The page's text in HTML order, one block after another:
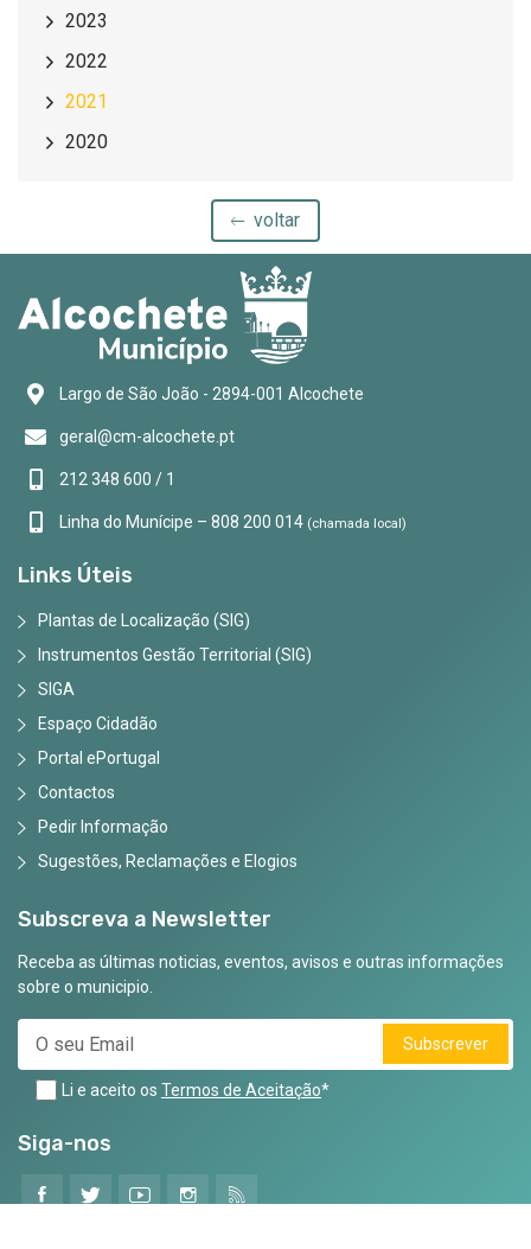
2023
2022
2021
2020
voltar
Largo de São João - 2894-001 Alcochete
geral@cm-alcochete.pt
212 348 600 / 1
Linha do Munícipe – 808 200 014 (chamada local)
Links Úteis
Plantas de Localização (SIG)
Instrumentos Gestão Territorial (SIG)
SIGA
Espaço Cidadão
Portal ePortugal
Contactos
Pedir Informação
Sugestões, Reclamações e Elogios
Subscreva a Newsletter
Receba as últimas noticias, eventos, avisos e outras informações
sobre o municipio.
Subscrever
Li e aceito os Termos de Aceitação*
Siga-nos